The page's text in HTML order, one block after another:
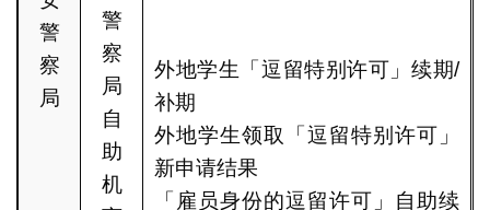
警
察
局
警
察
局
自
助
机
外地学生「逗留特别许可」续期/
补期
外地学生领取「逗留特别许可」
新申请结果
「雇员身份的逗留许可」自助续